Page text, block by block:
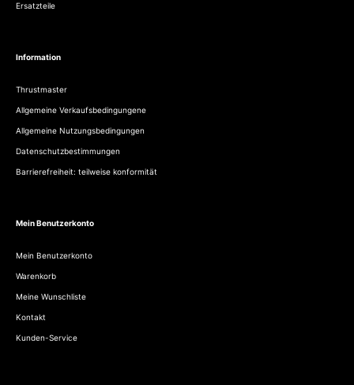
Ersatzteile
Information
Thrustmaster
Allgemeine Verkaufsbedingungene
Allgemeine Nutzungsbedingungen
Datenschutzbestimmungen
Barrierefreiheit: teilweise konformität
Mein Benutzerkonto
Mein Benutzerkonto
Warenkorb
Meine Wunschliste
Kontakt
Kunden-Service